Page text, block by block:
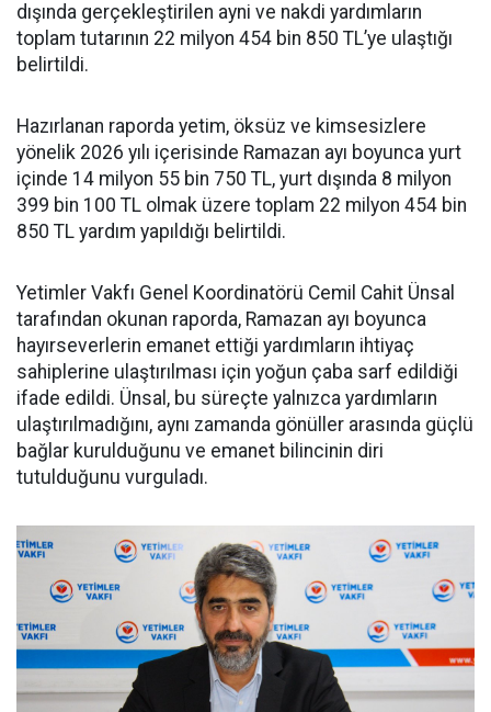
dışında gerçekleştirilen ayni ve nakdi yardımların
toplam tutarının 22 milyon 454 bin 850 TL’ye ulaştığı
belirtildi.
Hazırlanan raporda yetim, öksüz ve kimsesizlere
yönelik 2026 yılı içerisinde Ramazan ayı boyunca yurt
içinde 14 milyon 55 bin 750 TL, yurt dışında 8 milyon
399 bin 100 TL olmak üzere toplam 22 milyon 454 bin
850 TL yardım yapıldığı belirtildi.
Yetimler Vakfı Genel Koordinatörü Cemil Cahit Ünsal
tarafından okunan raporda, Ramazan ayı boyunca
hayırseverlerin emanet ettiği yardımların ihtiyaç
sahiplerine ulaştırılması için yoğun çaba sarf edildiği
ifade edildi. Ünsal, bu süreçte yalnızca yardımların
ulaştırılmadığını, aynı zamanda gönüller arasında güçlü
bağlar kurulduğunu ve emanet bilincinin diri
tutulduğunu vurguladı.